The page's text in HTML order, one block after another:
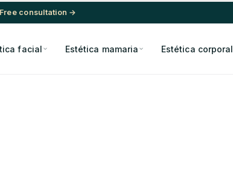
Free consultation →
facial Estética mamaria Estética corporal